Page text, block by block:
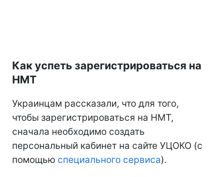
Как успеть зарегистрироваться на
НМТ
Украинцам рассказали, что для того,
чтобы зарегистрироваться на НМТ,
сначала необходимо создать
персональный кабинет на сайте УЦОКО (с
помощью специального сервиса).